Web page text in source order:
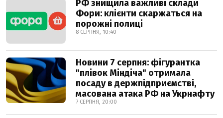
РФ знищила важливі склади
Фори: клієнти скаржаться на
порожні полиці
8 СЕРПНЯ, 10:40
Новини 7 серпня: фігурантка
"плівок Міндіча" отримала
посаду в держпідприємстві,
масована атака РФ на Укрнафту
7 СЕРПНЯ, 20:00